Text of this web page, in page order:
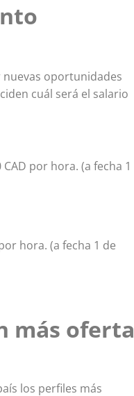
oportunidades
cuál será el salario
por hora. (a fecha 1
hora. (a fecha 1 de
más oferta
los perfiles más